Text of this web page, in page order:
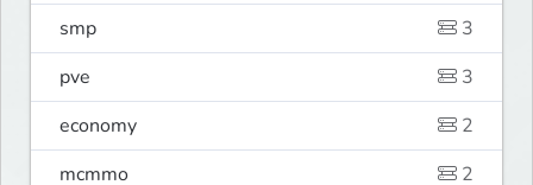
smp
3
pve
3
economy
2
mcmmo
2